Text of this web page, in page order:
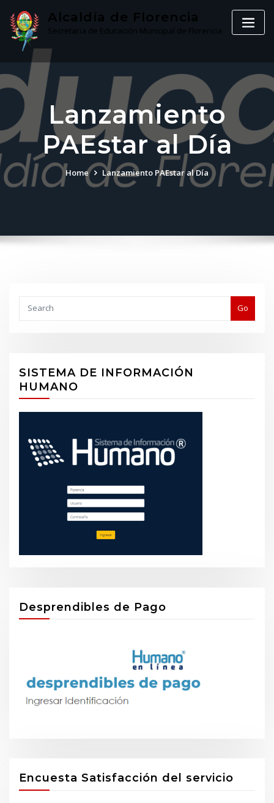
content
Alcaldía de Florencia
Secretaria de Educación Municipal de Florencia
Lanzamiento
PAEstar al Día
Home Lanzamiento PAEstar al Día
Go
SISTEMA DE INFORMACIÓN
HUMANO
Desprendibles de Pago
Encuesta Satisfacción del servicio